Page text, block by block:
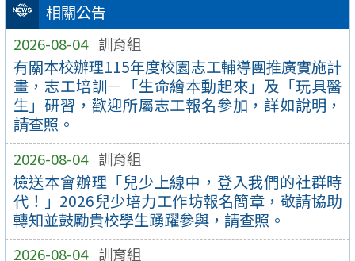
相關公告
2026-08-04 訓育組
有關本校辦理115年度校園志工輔導團推廣實施計
畫，志工培訓－「生命繪本動起來」及「玩具醫
生」研習，歡迎所屬志工報名參加，詳如說明，
請查照。
2026-08-04 訓育組
檢送本會辦理「兒少上線中，登入我們的社群時
代！」2026兒少培力工作坊報名簡章，敬請協助
轉知並鼓勵貴校學生踴躍參與，請查照。
2026-08-04 訓育組